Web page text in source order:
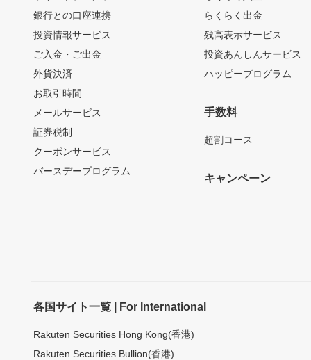
銀行との口座連携
投資情報サービス
ご入金・ご出金
外貨決済
お取引時間
メールサービス
証券税制
クーポンサービス
バースデープログラム
らくらく出金
残高表示サービス
投資あんしんサービス
ハッピープログラム
手数料
超割コース
キャンペーン
各国サイト一覧 | For International
Rakuten Securities Hong Kong(香港)
Rakuten Securities Bullion(香港)